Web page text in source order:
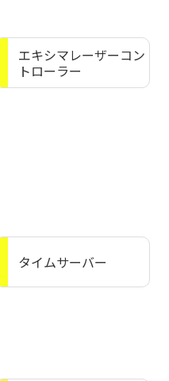
エキシマレーザーコン
トローラー
タイムサーバー